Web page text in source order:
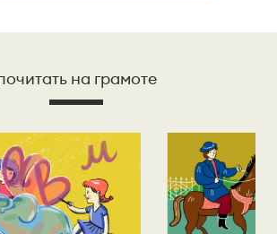
на грамоте